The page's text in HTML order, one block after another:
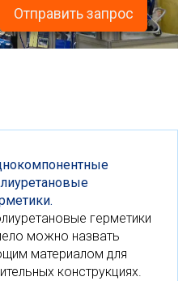
Отправить запрос
герметики
можно назвать
материалом для
конструкциях.